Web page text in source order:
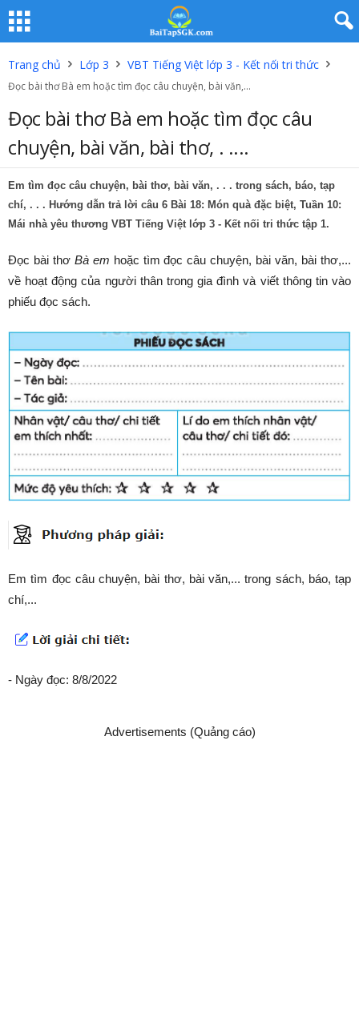
Trang chủ Lớp 3 VBT Tiếng Việt lớp 3 - Kết nối tri thức
Đọc bài thơ Bà em hoặc tìm đọc câu chuyện, bài văn,...
Đọc bài thơ Bà em hoặc tìm đọc câu
chuyện, bài văn, bài thơ, . ....
Em tìm đọc câu chuyện, bài thơ, bài văn, . . . trong sách, báo, tạp
chí, . . . Hướng dẫn trả lời câu 6 Bài 18: Món quà đặc biệt, Tuần 10:
Mái nhà yêu thương VBT Tiếng Việt lớp 3 - Kết nối tri thức tập 1.
Đọc bài thơ Bà em hoặc tìm đọc câu chuyện, bài văn, bài thơ,...
về hoạt động của người thân trong gia đình và viết thông tin vào
phiếu đọc sách.
Em tìm đọc câu chuyện, bài thơ, bài văn,... trong sách, báo, tạp
chí,...
- Ngày đọc: 8/8/2022
Advertisements (Quảng cáo)